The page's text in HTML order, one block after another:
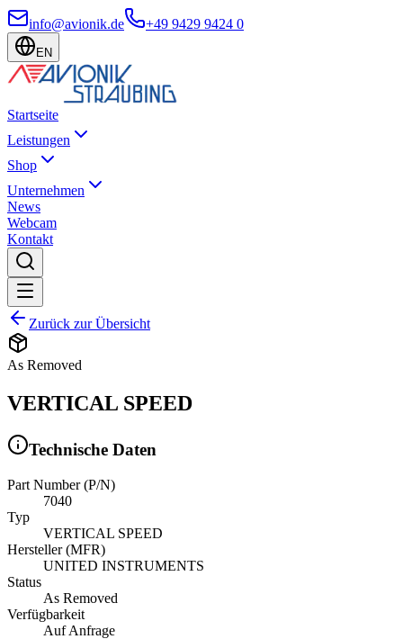
info@avionik.de +49 9429 9424 0
EN
Startseite
Leistungen
Shop
Unternehmen
News
Webcam
Kontakt
Zurück zur Übersicht
As Removed
VERTICAL SPEED
Technische Daten
Part Number (P/N)
7040
Typ
VERTICAL SPEED
Hersteller (MFR)
UNITED INSTRUMENTS
Status
As Removed
Verfügbarkeit
Auf Anfrage